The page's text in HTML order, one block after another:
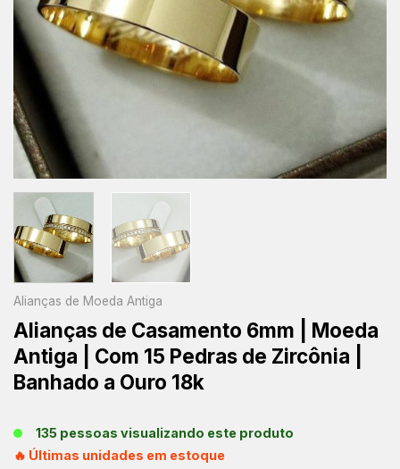
Alianças de Moeda Antiga
Alianças de Casamento 6mm | Moeda
Antiga | Com 15 Pedras de Zircônia |
Banhado a Ouro 18k
135 pessoas visualizando este produto
🔥 Últimas unidades em estoque